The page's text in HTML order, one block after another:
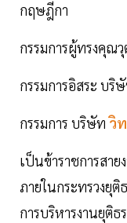
กฤษฎีกา
กรรมการผู้ทรงคุณ
กรรมการอิสระ บริ
กรรมการ บริษัทวิ
เป็นข้าราชการสาย
ภายในกระทรวงยุ
การบริหารงานยุติ